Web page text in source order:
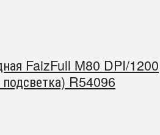
FaizFull M80 DPI/1200
R54096